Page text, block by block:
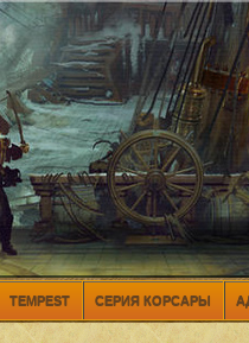
TEMPEST СЕРИЯ КОРСАРЫ